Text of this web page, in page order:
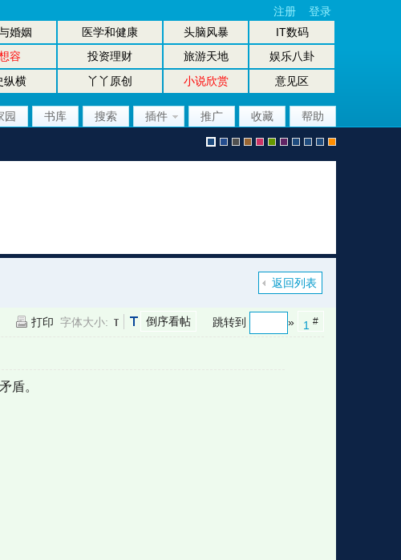
婚姻 医学和健康 头脑风暴
IT数码
容 投资理财 旅游天地
娱乐八卦
纵横 丫丫原创 小说欣赏
意见区
注册 登录
园 书库 搜索 插件 推广 收藏 帮助
认l r r i r u 坛大坛机
返回列表
1 #
跳转到 »
倒序看帖
打印 字体大小:
盾。